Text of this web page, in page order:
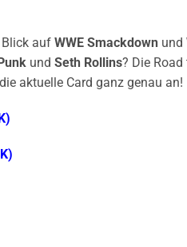
Blick aufWWE Smackdown und
undSeth Rollins? Die
aktuelle Card ganz genau an!